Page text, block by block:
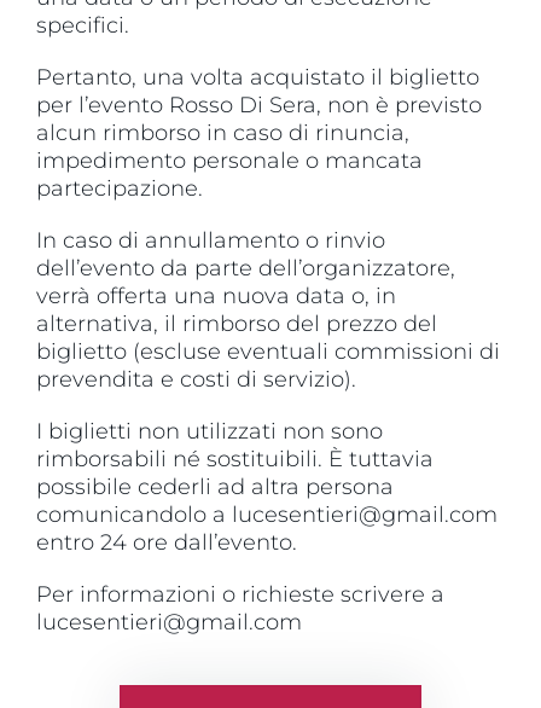
specifici.
Pertanto, una volta acquistato il biglietto
per l’evento Rosso Di Sera, non è previsto
alcun rimborso in caso di rinuncia,
impedimento personale o mancata
partecipazione.
In caso di annullamento o rinvio
dell’evento da parte dell’organizzatore,
verrà offerta una nuova data o, in
alternativa, il rimborso del prezzo del
biglietto (escluse eventuali commissioni di
prevendita e costi di servizio).
I biglietti non utilizzati non sono
rimborsabili né sostituibili. È tuttavia
possibile cederli ad altra persona
comunicandolo a lucesentieri@gmail.com
entro 24 ore dall’evento.
Per informazioni o richieste scrivere a
lucesentieri@gmail.com